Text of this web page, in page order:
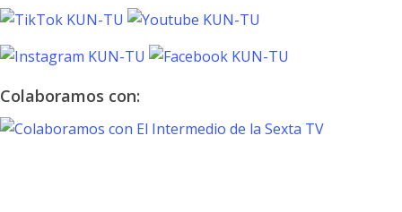
Colaboramos con: